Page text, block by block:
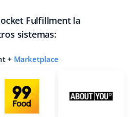
Fulfillment la
sistemas:
+ Marketplace